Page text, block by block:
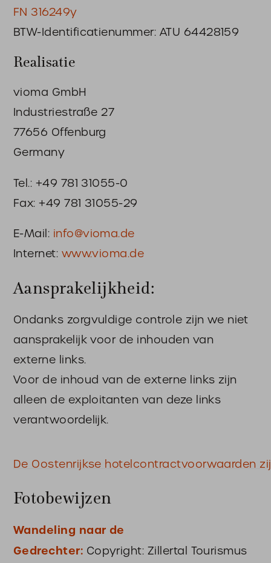
FN 316249y
BTW-Identificatienummer: ATU 64428159
Realisatie
vioma GmbH
Industriestraße 27
77656 Offenburg
Germany
Tel.: +49 781 31055-0
Fax: +49 781 31055-29
E-Mail: info@vioma.de
Internet: www.vioma.de
Aansprakelijkheid:
Ondanks zorgvuldige controle zijn we niet
aansprakelijk voor de inhouden van
externe links.
Voor de inhoud van de externe links zijn
alleen de exploitanten van deze links
verantwoordelijk.
De Oostenrijkse hotelcontractvoorwaarden
Fotobewijzen
Wandeling naar de
Gedrechter: Copyright: Zillertal Tourismus